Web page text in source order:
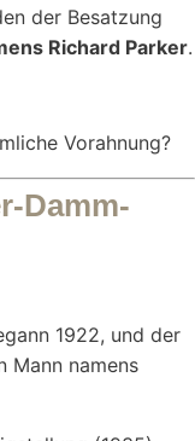
der Besatzung
Richard Parker.
Vorahnung?
Damm-
1922, und der
Mann namens